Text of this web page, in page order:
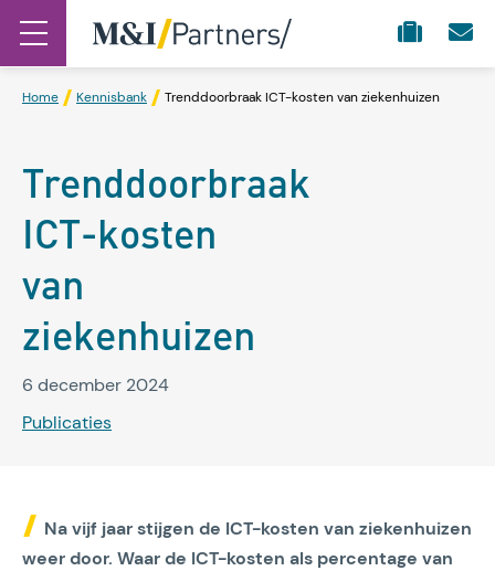
Home Kennisbank Trenddoorbraak ICT-kosten van ziekenhuizen
Trenddoorbraak
ICT-kosten
van
ziekenhuizen
6 december 2024
Publicaties
Na vijf jaar stijgen de ICT-kosten van ziekenhuizen
weer door. Waar de ICT-kosten als percentage van